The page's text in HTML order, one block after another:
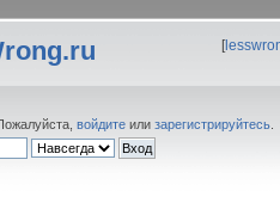
[
войдите или зарегистрируйтесь